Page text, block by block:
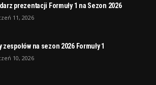
prezentacji Formuły 1 na Sezon 2026
11, 2026
zespołów na sezon 2026 Formuły 1
10, 2026